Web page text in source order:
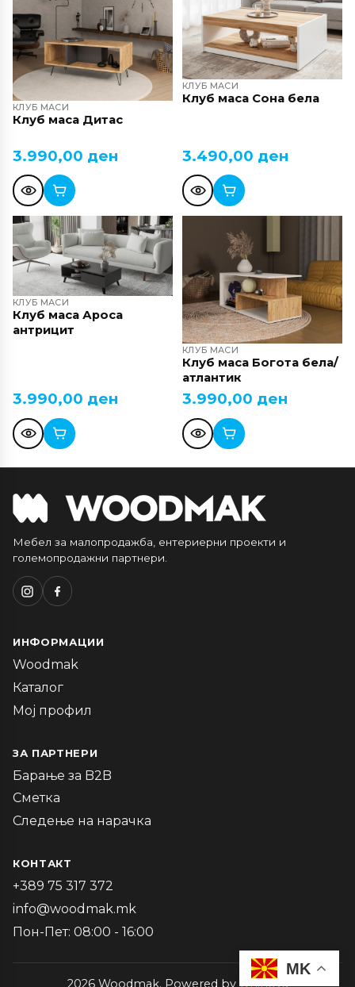
КЛУБ МАСИ
Клуб маса Дитас
3.990,00 ден
КЛУБ МАСИ
Клуб маса Сона бела
3.490,00 ден
КЛУБ МАСИ
Клуб маса Ароса
антрицит
3.990,00 ден
КЛУБ МАСИ
Клуб маса Богота бела/
атлантик
3.990,00 ден
Мебел за малопродажба, ентериерни проекти и
големопродажни партнери.
ИНФОРМАЦИИ
Woodmak
Каталог
Мој профил
ЗА ПАРТНЕРИ
Барање за B2B
Сметка
Следење на нарачка
КОНТАКТ
+389 75 317 372
info@woodmak.mk
Пон-Пет: 08:00 - 16:00
2026 Woodmak. Powered by Oninova
MK